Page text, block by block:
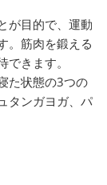
が目的で、運動
。筋肉を鍛える
きます。
た状態の3つの
タンガヨガ、パ